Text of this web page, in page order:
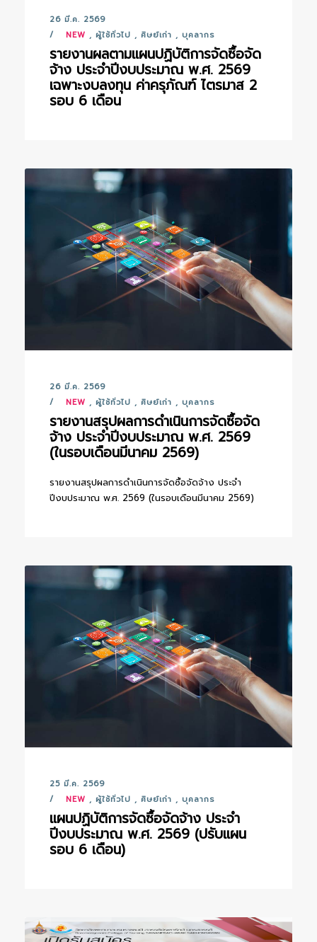
26 มี.ค. 2569
NEW , ผู้ใช้ทั่วไป , ศิษย์เก่า , บุคลากร
รายงานผลตามแผนปฏิบัติการจัดซื้อจัด
จ้าง ประจำปีงบประมาณ พ.ศ. 2569
เฉพาะงบลงทุน ค่าครุภัณฑ์ ไตรมาส 2
รอบ 6 เดือน
26 มี.ค. 2569
NEW , ผู้ใช้ทั่วไป , ศิษย์เก่า , บุคลากร
รายงานสรุปผลการดำเนินการจัดซื้อจัด
จ้าง ประจำปีงบประมาณ พ.ศ. 2569
(ในรอบเดือนมีนาคม 2569)
รายงานสรุปผลการดำเนินการจัดซื้อจัดจ้าง ประจำ
ปีงบประมาณ พ.ศ. 2569 (ในรอบเดือนมีนาคม 2569)
25 มี.ค. 2569
NEW , ผู้ใช้ทั่วไป , ศิษย์เก่า , บุคลากร
แผนปฏิบัติการจัดซื้อจัดจ้าง ประจำ
ปีงบประมาณ พ.ศ. 2569 (ปรับแผน
รอบ 6 เดือน)